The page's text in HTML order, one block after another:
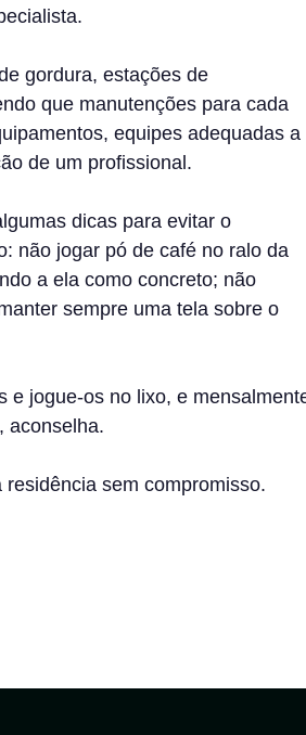
gordura, estações de
que manutenções para cada
equipes adequadas a
de um profissional.
dicas para evitar o
não jogar pó de café no ralo da
a ela como concreto; não
sempre uma tela sobre o
e jogue-os no lixo, e
aconselha.
sem compromisso.